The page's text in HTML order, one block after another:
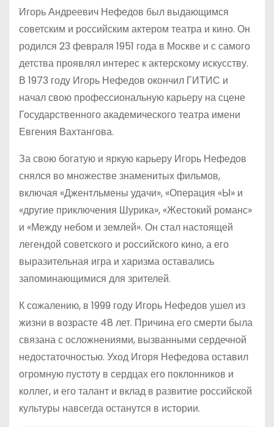
Игорь Андреевич Нефедов был выдающимся
советским и российским актером театра и кино. Он
родился 23 февраля 1951 года в Москве и с самого
детства проявлял интерес к актерскому искусству.
В 1973 году Игорь Нефедов окончил ГИТИС и
начал свою профессиональную карьеру на сцене
Государственного академического театра имени
Евгения Вахтангова.
За свою богатую и яркую карьеру Игорь Нефедов
снялся во множестве знаменитых фильмов,
включая «Джентльмены удачи», «Операция «Ы» и
«другие приключения Шурика», «Жестокий романс»
и «Между небом и землей». Он стал настоящей
легендой советского и российского кино, а его
выразительная игра и харизма оставались
запоминающимися для зрителей.
К сожалению, в 1999 году Игорь Нефедов ушел из
жизни в возрасте 48 лет. Причина его смерти была
связана с осложнениями, вызванными сердечной
недостаточностью. Уход Игоря Нефедова оставил
огромную пустоту в сердцах его поклонников и
коллег, и его талант и вклад в развитие российской
культуры навсегда останутся в истории.